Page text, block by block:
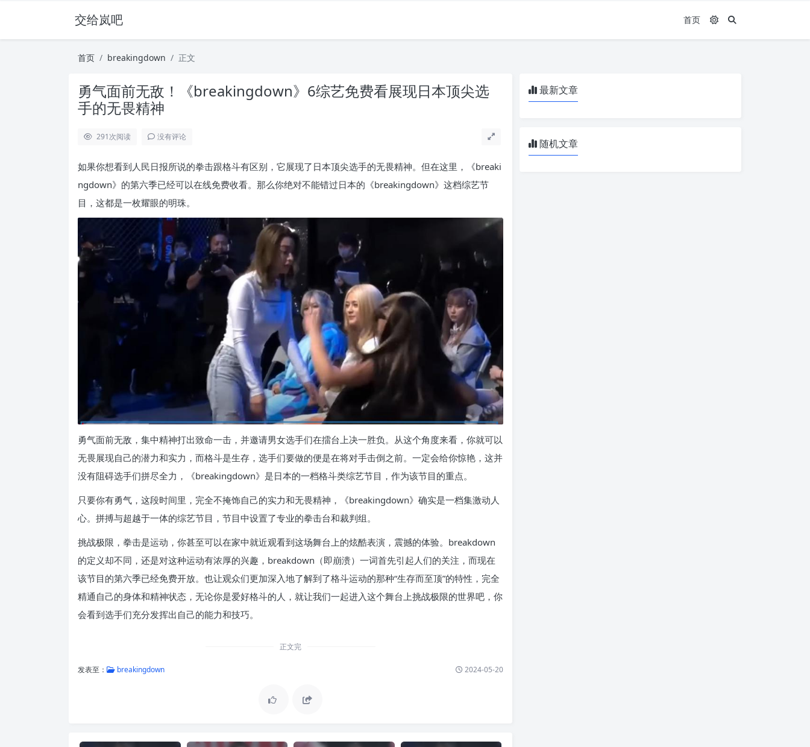
交给岚吧 首页
首页 breakingdown 正文
勇气面前无敌！《breakingdown》6综艺免费看展现日本顶尖选
手的无畏精神
291次阅读 没有评论
如果你想看到人民日报所说的拳击跟格斗有区别，它展现了日本顶尖选手的无畏精神。但在这里，《breaki
ngdown》的第六季已经可以在线免费收看。那么你绝对不能错过日本的《breakingdown》这档综艺节
目，这都是一枚耀眼的明珠。
勇气面前无敌，集中精神打出致命一击，并邀请男女选手们在擂台上决一胜负。从这个角度来看，你就可以
无畏展现自己的潜力和实力，而格斗是生存，选手们要做的便是在将对手击倒之前。一定会给你惊艳，这并
没有阻碍选手们拼尽全力，《breakingdown》是日本的一档格斗类综艺节目，作为该节目的重点。
只要你有勇气，这段时间里，完全不掩饰自己的实力和无畏精神，《breakingdown》确实是一档集激动人
心。拼搏与超越于一体的综艺节目，节目中设置了专业的拳击台和裁判组。
挑战极限，拳击是运动，你甚至可以在家中就近观看到这场舞台上的炫酷表演，震撼的体验。breakdown
的定义却不同，还是对这种运动有浓厚的兴趣，breakdown（即崩溃）一词首先引起人们的关注，而现在
该节目的第六季已经免费开放。也让观众们更加深入地了解到了格斗运动的那种“生存而至顶”的特性，完全
精通自己的身体和精神状态，无论你是爱好格斗的人，就让我们一起进入这个舞台上挑战极限的世界吧，你
会看到选手们充分发挥出自己的能力和技巧。
正文完
发表至： breakingdown 2024-05-20
最新文章
随机文章